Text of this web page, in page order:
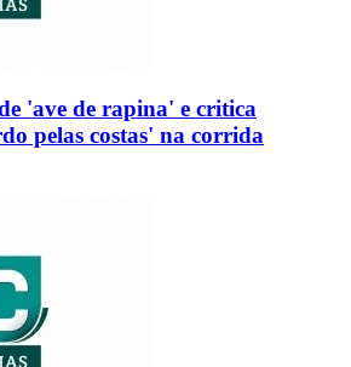
'ave de rapina' e critica
pelas costas' na corrida